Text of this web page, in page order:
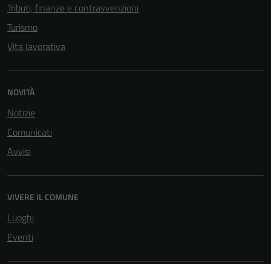
Tributi, finanze e contravvenzioni
Turismo
Vita lavorativa
NOVITÀ
Notizie
Comunicati
Avvisi
VIVERE IL COMUNE
Luoghi
Eventi